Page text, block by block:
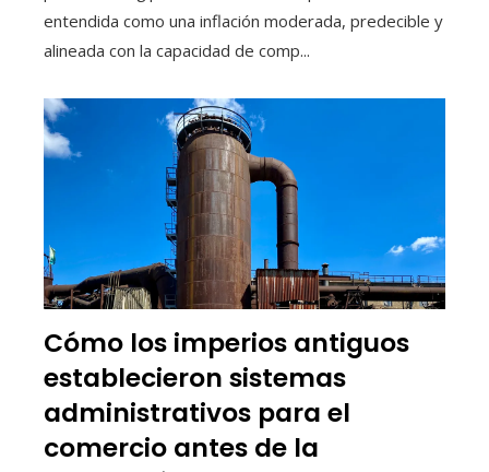
entendida como una inflación moderada, predecible y
alineada con la capacidad de comp...
Cómo los imperios antiguos
establecieron sistemas
administrativos para el
comercio antes de la